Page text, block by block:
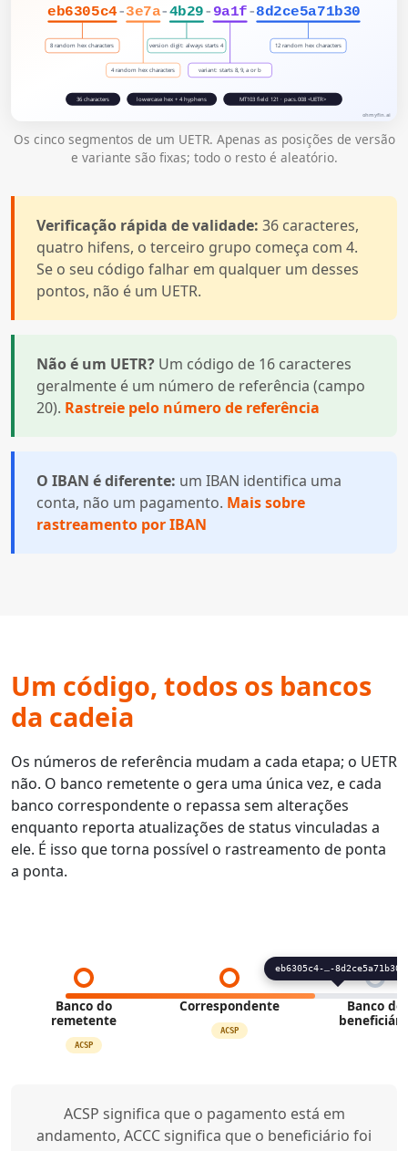
Os cinco segmentos de um UETR. Apenas as posições de versão
e variante são fixas; todo o resto é aleatório.
Verificação rápida de validade: 36 caracteres,
quatro hifens, o terceiro grupo começa com 4.
Se o seu código falhar em qualquer um desses
pontos, não é um UETR.
Não é um UETR? Um código de 16 caracteres
geralmente é um número de referência (campo
20). Rastreie pelo número de referência
O IBAN é diferente: um IBAN identifica uma
conta, não um pagamento. Mais sobre
rastreamento por IBAN
Um código, todos os bancos
da cadeia
Os números de referência mudam a cada etapa; o UETR
não. O banco remetente o gera uma única vez, e cada
banco correspondente o repassa sem alterações
enquanto reporta atualizações de status vinculadas a
ele. É isso que torna possível o rastreamento de ponta
a ponta.
Banco do
remetente
ACSP
Correspondente
ACSP
Banco do
ACSP significa que o pagamento está em
andamento, ACCC significa que o beneficiário foi